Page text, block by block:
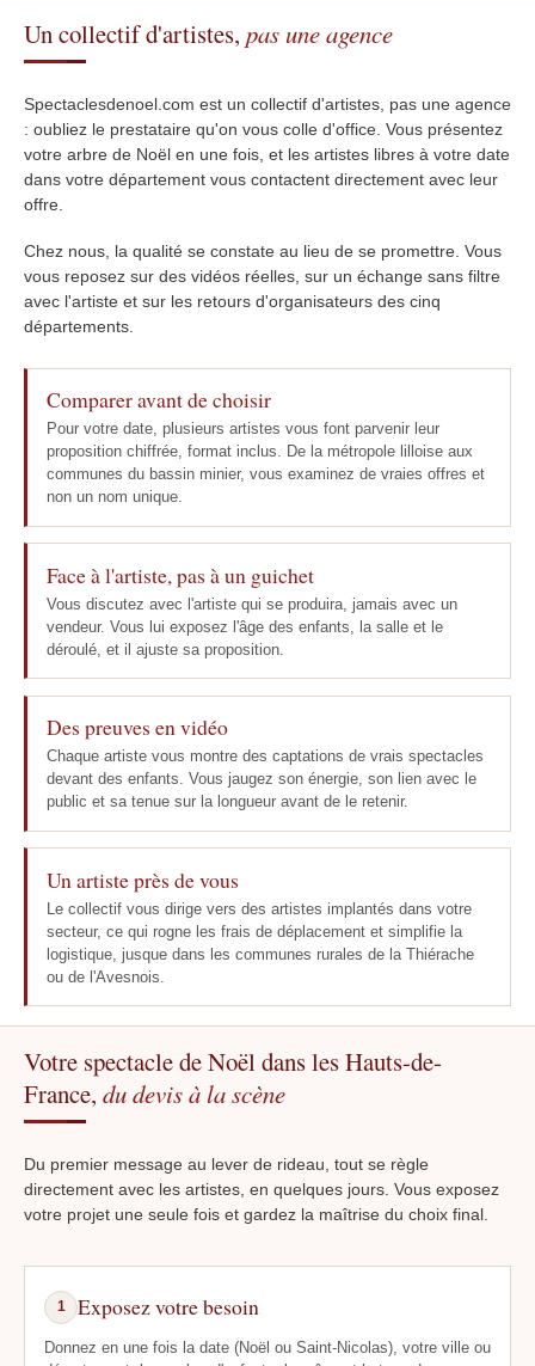
Un collectif d'artistes, pas une agence
Spectaclesdenoel.com est un collectif d'artistes, pas une agence
: oubliez le prestataire qu'on vous colle d'office. Vous présentez
votre arbre de Noël en une fois, et les artistes libres à votre date
dans votre département vous contactent directement avec leur
offre.
Chez nous, la qualité se constate au lieu de se promettre. Vous
vous reposez sur des vidéos réelles, sur un échange sans filtre
avec l'artiste et sur les retours d'organisateurs des cinq
départements.
Comparer avant de choisir
Pour votre date, plusieurs artistes vous font parvenir leur
proposition chiffrée, format inclus. De la métropole lilloise aux
communes du bassin minier, vous examinez de vraies offres et
non un nom unique.
Face à l'artiste, pas à un guichet
Vous discutez avec l'artiste qui se produira, jamais avec un
vendeur. Vous lui exposez l'âge des enfants, la salle et le
déroulé, et il ajuste sa proposition.
Des preuves en vidéo
Chaque artiste vous montre des captations de vrais spectacles
devant des enfants. Vous jaugez son énergie, son lien avec le
public et sa tenue sur la longueur avant de le retenir.
Un artiste près de vous
Le collectif vous dirige vers des artistes implantés dans votre
secteur, ce qui rogne les frais de déplacement et simplifie la
logistique, jusque dans les communes rurales de la Thiérache
ou de l'Avesnois.
Votre spectacle de Noël dans les Hauts-de-
France, du devis à la scène
Du premier message au lever de rideau, tout se règle
directement avec les artistes, en quelques jours. Vous exposez
votre projet une seule fois et gardez la maîtrise du choix final.
1 Exposez votre besoin
Donnez en une fois la date (Noël ou Saint-Nicolas), votre ville ou